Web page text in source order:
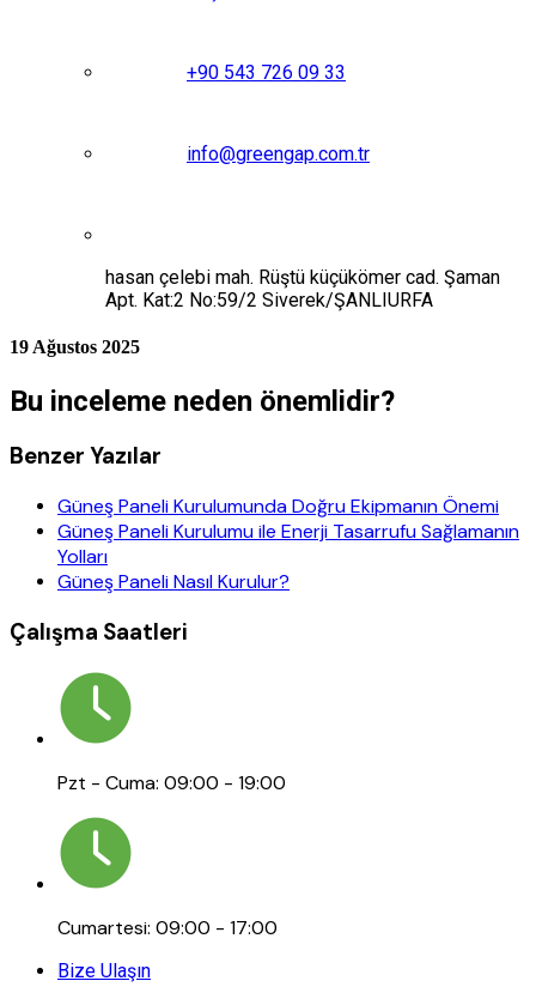
+90 543 726 09 33
info@greengap.com.tr
hasan çelebi mah. Rüştü küçükömer cad. Şaman
Apt. Kat:2 No:59/2 Siverek/ŞANLIURFA
19 Ağustos 2025
Bu inceleme neden önemlidir?
Benzer Yazılar
Güneş Paneli Kurulumunda Doğru Ekipmanın Önemi
Güneş Paneli Kurulumu ile Enerji Tasarrufu Sağlamanın
Yolları
Güneş Paneli Nasıl Kurulur?
Çalışma Saatleri
Pzt - Cuma: 09:00 - 19:00
Cumartesi: 09:00 - 17:00
Bize Ulaşın